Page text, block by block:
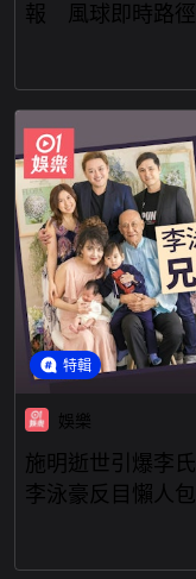
報 風球即時路徑
特輯
娛樂
施明逝世引爆李
李泳豪反目懶人包